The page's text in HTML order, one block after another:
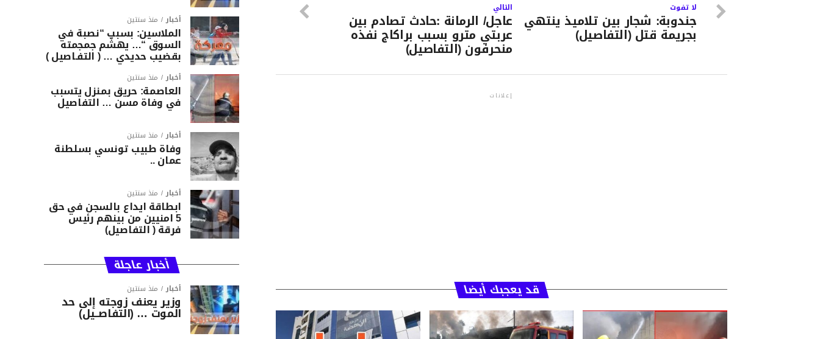
التالي
عاجل/ الرمانة :حادث تصادم بين
عربتي مترو بسبب براكاج نفذه
منحرفون (التفاصيل)
لا تفوت
جندوبة: شجار بين تلاميذ ينتهي
بجريمة قتل (التفاصيل)
إعلانات
قد يعجبك أيضا
أخبار منذ سنتين
الملاسين: بسبب “نصبة في
السوق “… يهشّم جمجمته
بقضيب حديدي … ( التفـاصيل )
أخبار منذ سنتين
العاصمة: حريق بمنزل يتسبب
في وفاة مسن … التفاصيل
أخبار منذ سنتين
وفاة طبيب تونسي بسلطنة
عمان ..
أخبار منذ سنتين
ابطاقة ايداع بالسجن في حق
5 امنيين من بينهم رئيس
فرقة ( التفاصيل)
أخبار عاجلة
أخبار منذ سنتين
وزير يعنف زوجته إلى حد
الموت … (التفاصــيل)